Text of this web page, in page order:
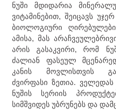
ნუში მდიდარია
ვიტამინებით, შეიცავს
ბიოლოგიური
ამისა, მას
არის გასაკვირი, რომ
ძალიან ფასეულ
კანის მოვლისთვის
ძვირფასი ზეთია.
ნუშის სერიის
სიმშვიდეს უბრუნებს და